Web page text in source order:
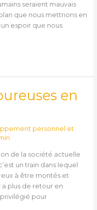
seraient mauvais
que nous mettrions en
espoir que nous
en
personnel et
de la société actuelle
un train dans lequel
à être montés et
a plus de retour en
pour